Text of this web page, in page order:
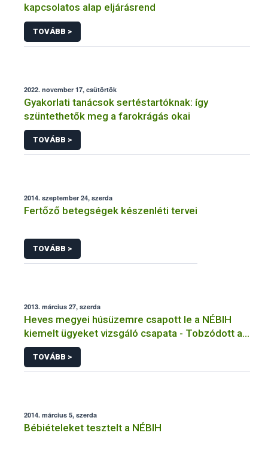
kapcsolatos alap eljárásrend
TOVÁBB >
2022. november 17, csütörtök
Gyakorlati tanácsok sertéstartóknak: így
szüntethetők meg a farokrágás okai
TOVÁBB >
2014. szeptember 24, szerda
Fertőző betegségek készenléti tervei
TOVÁBB >
2013. március 27, szerda
Heves megyei húsüzemre csapott le a NÉBIH
kiemelt ügyeket vizsgáló csapata - Tobzódott a
szabálytalanságokban az alig három hónapja
újranyitott előállító hely
TOVÁBB >
2014. március 5, szerda
Bébiételeket tesztelt a NÉBIH